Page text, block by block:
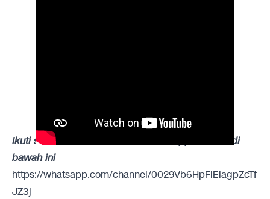
Ikuti saluran BEKESAH.CO di WhatsApp klik link di
bawah ini
https://whatsapp.com/channel/0029Vb6HpFlElagpZcTf
JZ3j